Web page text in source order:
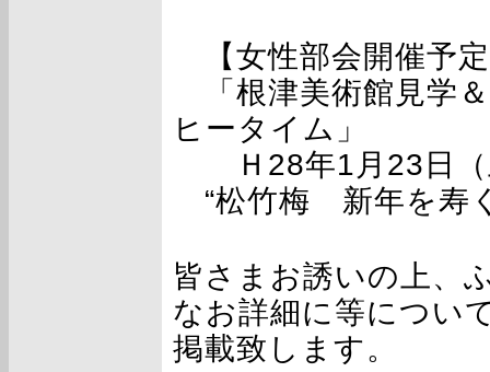
【女性部会開催予
「根津美術館見学
ヒータイム」
Ｈ28年1月23日（
“松竹梅 新年を寿
皆さまお誘いの上、
なお詳細に等につい
掲載致します。